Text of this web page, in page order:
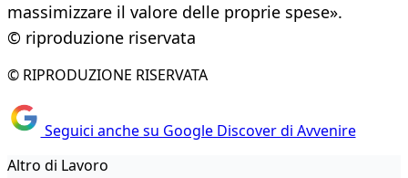
massimizzare il valore delle proprie spese».
© riproduzione riservata
© RIPRODUZIONE RISERVATA
Seguici anche su Google Discover di Avvenire
Altro di Lavoro